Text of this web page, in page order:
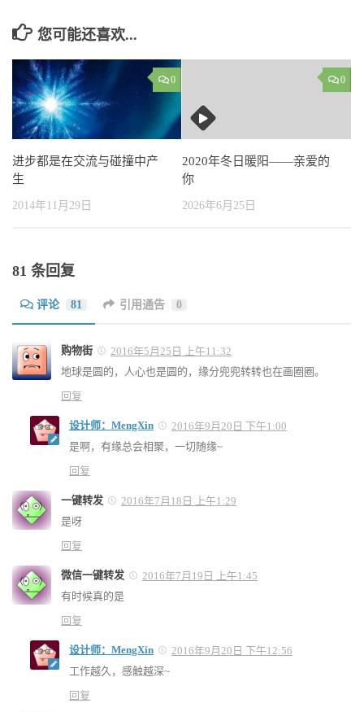
您可能还喜欢...
0
进步都是在交流与碰撞中产
生
2014年11月29日
0
2020年冬日暖阳——亲爱的
你
2026年6月25日
81 条回复
评论 81 引用通告 0
购物街
2016年5月25日 上午11:32
地球是圆的，人心也是圆的，缘分兜兜转转也在画圈圈。
回复
设计师：MengXin
2016年9月20日 下午1:00
是啊，有缘总会相聚，一切随缘~
回复
一键转发
2016年7月18日 上午1:29
是呀
回复
微信一键转发
2016年7月19日 上午1:45
有时候真的是
回复
设计师：MengXin
2016年9月20日 下午12:56
工作越久，感触越深~
回复